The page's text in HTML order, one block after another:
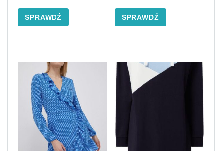
SPRAWDŹ SPRAWDŹ